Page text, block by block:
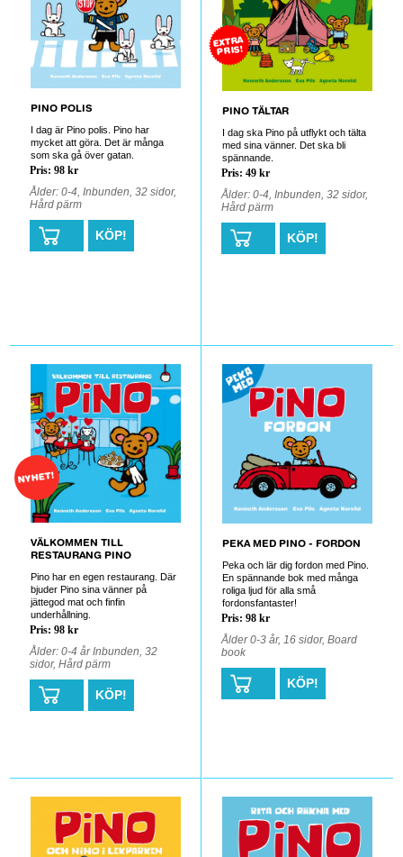
PINO POLIS
I dag är Pino polis. Pino har
mycket att göra. Det är många
som ska gå över gatan.
Pris: 98 kr
Ålder: 0-4, Inbunden, 32 sidor,
Hård pärm
KÖP!
NYHET!
VÄLKOMMEN TILL
RESTAURANG PINO
Pino har en egen restaurang. Där
bjuder Pino sina vänner på
jättegod mat och finfin
underhållning.
Pris: 98 kr
Ålder: 0-4 år Inbunden, 32
sidor, Hård pärm
KÖP!
EXTRA
PRIS!
PINO TÄLTAR
I dag ska Pino på utflykt och tälta
med sina vänner. Det ska bli
spännande.
Pris: 49 kr
Ålder: 0-4, Inbunden, 32 sidor,
Hård pärm
KÖP!
PEKA MED PINO - FORDON
Peka och lär dig fordon med Pino.
En spännande bok med många
roliga ljud för alla små
fordonsfantaster!
Pris: 98 kr
Ålder 0-3 år, 16 sidor, Board
book
KÖP!